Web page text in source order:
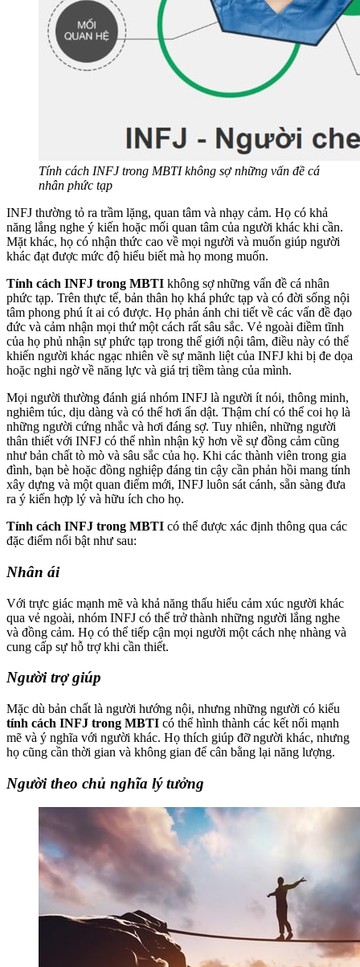
Tính cách INFJ trong MBTI không sợ những vấn đề cá
nhân phức tạp
INFJ thường tỏ ra trầm lặng, quan tâm và nhạy cảm. Họ có khả
năng lắng nghe ý kiến ​​hoặc mối quan tâm của người khác khi cần.
Mặt khác, họ có nhận thức cao về mọi người và muốn giúp người
khác đạt được mức độ hiểu biết mà họ mong muốn.
Tính cách INFJ trong MBTI không sợ những vấn đề cá nhân
phức tạp. Trên thực tế, bản thân họ khá phức tạp và có đời sống nội
tâm phong phú ít ai có được. Họ phản ánh chi tiết về các vấn đề đạo
đức và cảm nhận mọi thứ một cách rất sâu sắc. Vẻ ngoài điềm tĩnh
của họ phủ nhận sự phức tạp trong thế giới nội tâm, điều này có thể
khiến người khác ngạc nhiên về sự mãnh liệt của INFJ khi bị đe dọa
hoặc nghi ngờ về năng lực và giá trị tiềm tàng của mình.
Mọi người thường đánh giá nhóm INFJ là người ít nói, thông minh,
nghiêm túc, dịu dàng và có thể hơi ẩn dật. Thậm chí có thể coi họ là
những người cứng nhắc và hơi đáng sợ. Tuy nhiên, những người
thân thiết với INFJ có thể nhìn nhận kỹ hơn về sự đồng cảm cũng
như bản chất tò mò và sâu sắc của họ. Khi các thành viên trong gia
đình, bạn bè hoặc đồng nghiệp đáng tin cậy cần phản hồi mang tính
xây dựng và một quan điểm mới, INFJ luôn sát cánh, sẵn sàng đưa
ra ý kiến ​​hợp lý và hữu ích cho họ.
Tính cách INFJ trong MBTI có thể được xác định thông qua các
đặc điểm nổi bật như sau:
Nhân ái
Với trực giác mạnh mẽ và khả năng thấu hiểu cảm xúc người khác
qua vẻ ngoài, nhóm INFJ có thể trở thành những người lắng nghe
và đồng cảm. Họ có thể tiếp cận mọi người một cách nhẹ nhàng và
cung cấp sự hỗ trợ khi cần thiết.
Người trợ giúp
Mặc dù bản chất là người hướng nội, nhưng những người có kiểu
tính cách INFJ trong MBTI có thể hình thành các kết nối mạnh
mẽ và ý nghĩa với người khác. Họ thích giúp đỡ người khác, nhưng
họ cũng cần thời gian và không gian để cân bằng lại năng lượng.
Người theo chủ nghĩa lý tưởng